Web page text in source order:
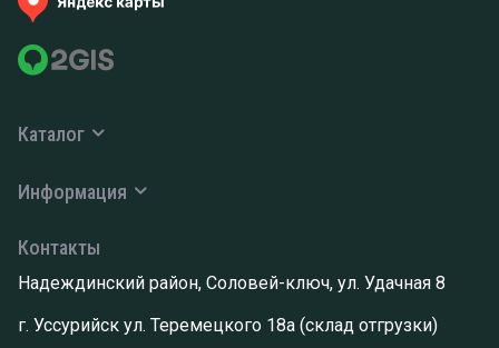
Каталог
Информация
Контакты
Надеждинский район, Соловей-ключ, ул. Удачная 8
г. Уссурийск ул. Теремецкого 18а (склад отгрузки)